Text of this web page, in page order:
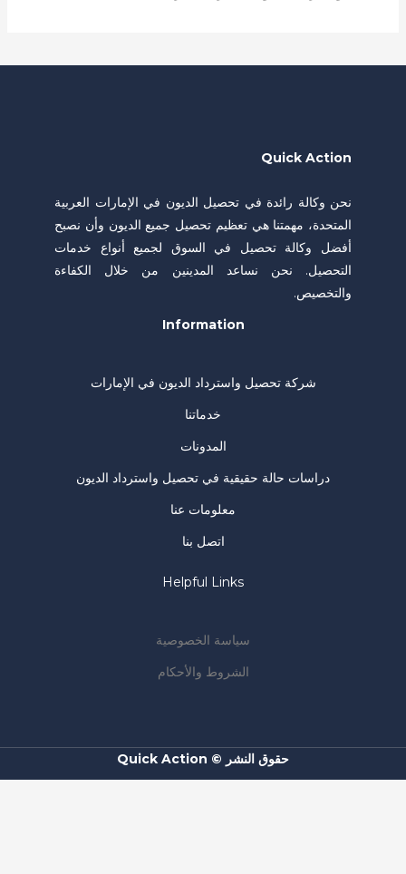
Quick Action
نحن وكالة رائدة في تحصيل الديون في الإمارات العربية
المتحدة، مهمتنا هي تعظيم تحصيل جميع الديون وأن نصبح
أفضل وكالة تحصيل في السوق لجميع أنواع خدمات
التحصيل. نحن نساعد المدينين من خلال الكفاءة
والتخصيص.
Information
شركة تحصيل واسترداد الديون في الإمارات
خدماتنا
المدونات
دراسات حالة حقيقية في تحصيل واسترداد الديون
معلومات عنا
اتصل بنا
Helpful Links
سياسة الخصوصية
الشروط والأحكام
حقوق النشر © Quick Action